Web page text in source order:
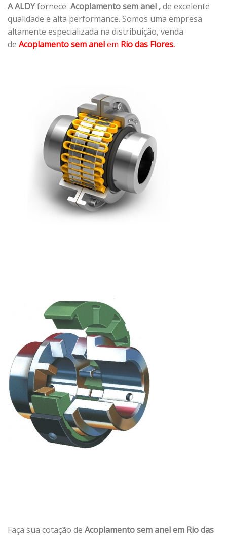
A ALDYfornece Acoplamento sem anel ,de excelente
qualidade e alta performance. Somos uma empresa
altamente especializada na distribuição, venda
de Acoplamento sem anelem Rio das Flores.
Faça sua cotação de Acoplamento sem anel em Rio das